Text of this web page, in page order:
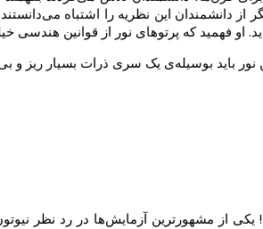
این نظریه را اشتباه
او فهمید که پرتوهای نور از قوانین هندسی
نور باید بوسیله‌ی یک سری ذرات بسیار
از مشهور‌ترین آزمایش‌ها در رد نظر